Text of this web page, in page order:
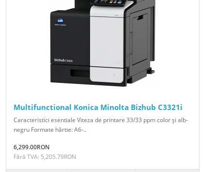
Multifunctional Konica Minolta Bizhub C3321i
Caracteristici esentiale Viteza de printare 33/33 ppm color şi alb-
negru Formate hârtie: A6-..
6,299.00RON
Fără TVA: 5,205.79RON